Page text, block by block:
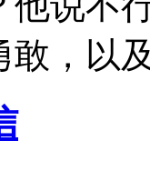
敢，以